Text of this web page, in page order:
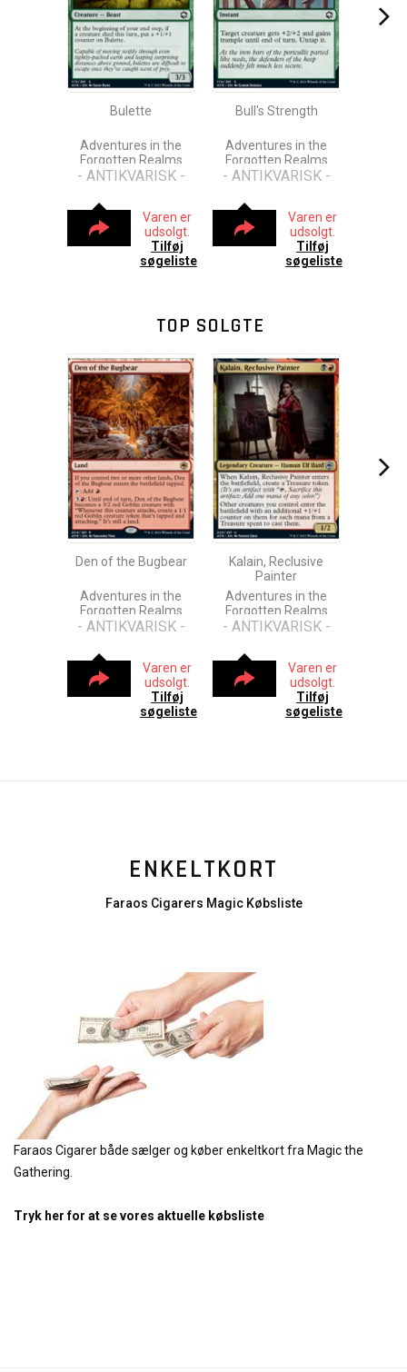
Bulette
Adventures in the
Forgotten Realms
- ANTIKVARISK -
Varen er
udsolgt.
Tilføj
søgeliste
Bull's Strength
Adventures in the
Forgotten Realms
- ANTIKVARISK -
Varen er
udsolgt.
Tilføj
søgeliste
TOP SOLGTE
Den of the Bugbear
Adventures in the
Forgotten Realms
- ANTIKVARISK -
Varen er
udsolgt.
Tilføj
søgeliste
Kalain, Reclusive
Painter
Adventures in the
Forgotten Realms
- ANTIKVARISK -
Varen er
udsolgt.
Tilføj
søgeliste
ENKELTKORT
Faraos Cigarers Magic Købsliste
Faraos Cigarer både sælger og køber enkeltkort fra Magic the
Gathering.
Tryk her for at se vores aktuelle købsliste